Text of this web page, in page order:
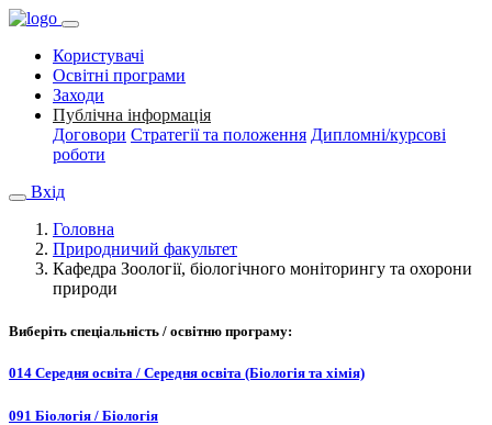
Користувачі
Освітні програми
Заходи
Публічна інформація
Договори Стратегії та положення Дипломні/курсові
роботи
Вхід
Головна
Природничий факультет
Кафедра Зоології, біологічного моніторингу та охорони
природи
Виберіть спеціальність / освітню програму:
014 Середня освіта / Середня освіта (Біологія та хімія)
091 Біологія / Біологія